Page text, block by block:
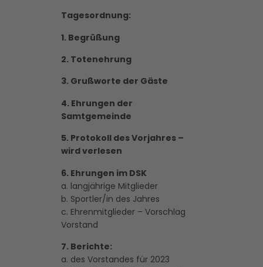
Tagesordnung:
1. Begrüßung
2. Totenehrung
3. Grußworte der Gäste
4. Ehrungen der
Samtgemeinde
5. Protokoll des Vorjahres –
wird verlesen
6. Ehrungen im DSK
a. langjährige Mitglieder
b. Sportler/in des Jahres
c. Ehrenmitglieder – Vorschlag
Vorstand
7. Berichte:
a. des Vorstandes für 2023